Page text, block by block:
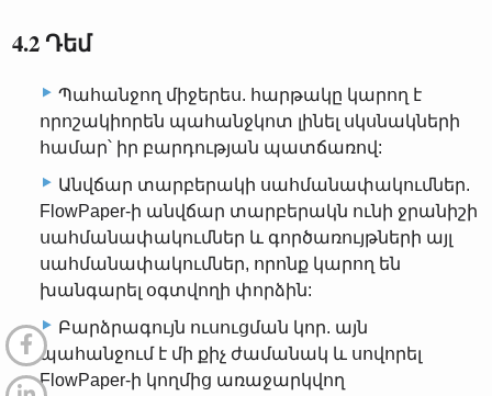
4.2 Դեմ
Պահանջող միջերես. հարթակը կարող է
որոշակիորեն պահանջկոտ լինել սկսնակների
համար՝ իր բարդության պատճառով:
Անվճար տարբերակի սահմանափակումներ.
FlowPaper-ի անվճար տարբերակն ունի ջրանիշի
սահմանափակումներ և գործառույթների այլ
սահմանափակումներ, որոնք կարող են
խանգարել օգտվողի փորձին:
Բարձրագույն ուսուցման կոր. այն
պահանջում է մի քիչ ժամանակ և սովորել
FlowPaper-ի կողմից առաջարկվող